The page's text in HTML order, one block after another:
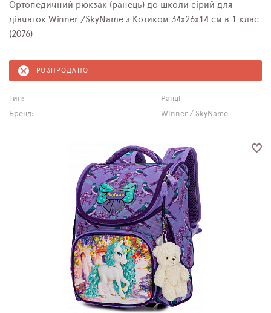
Ортопедичний рюкзак (ранець) до школи сірий для
дівчаток Winner /SkyName з Котиком 34х26х14 см в 1 клас
(2076)
РОЗПРОДАНО
Тип:
Ранці
Бренд:
Winner / SkyName